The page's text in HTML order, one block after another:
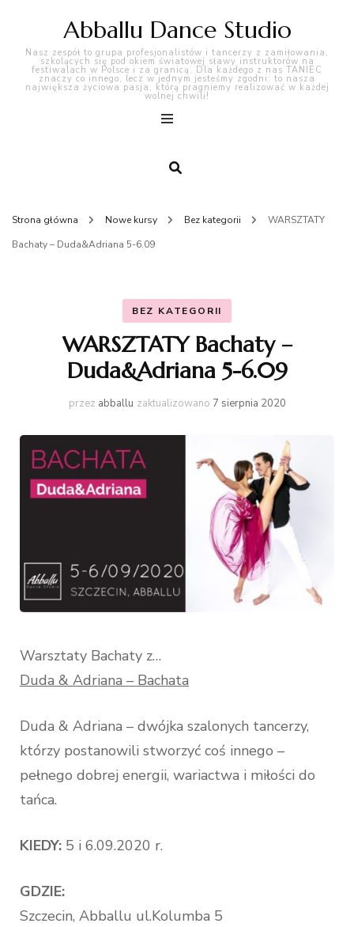
Abballu Dance Studio
Nasz zespół to grupa profesjonalistów i tancerzy z zamiłowania,
szkolących się pod okiem światowej sławy instruktorów na
festiwalach w Polsce i za granicą. Dla każdego z nas TANIEC
znaczy co innego, lecz w jednym jesteśmy zgodni: to nasza
największa życiowa pasja, którą pragniemy realizować w każdej
wolnej chwili!
Strona główna Nowe kursy Bez kategorii
WARSZTATY
Bachaty – Duda&Adriana 5-6.09
BEZ KATEGORII
WARSZTATY Bachaty –
Duda&Adriana 5-6.09
przez abballu zaktualizowano 7 sierpnia 2020
Warsztaty Bachaty z…
Duda & Adriana – Bachata
Duda & Adriana – dwójka szalonych tancerzy,
którzy postanowili stworzyć coś innego –
pełnego dobrej energii, wariactwa i miłości do
tańca.
KIEDY: 5 i 6.09.2020 r.
GDZIE:
Szczecin, Abballu ul.Kolumba 5